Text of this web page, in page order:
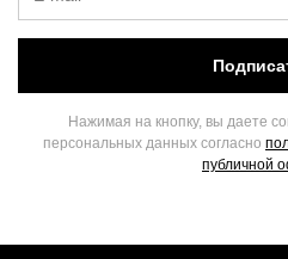
Нажимая на кнопку, вы даете
персональных данных согласно
публичной